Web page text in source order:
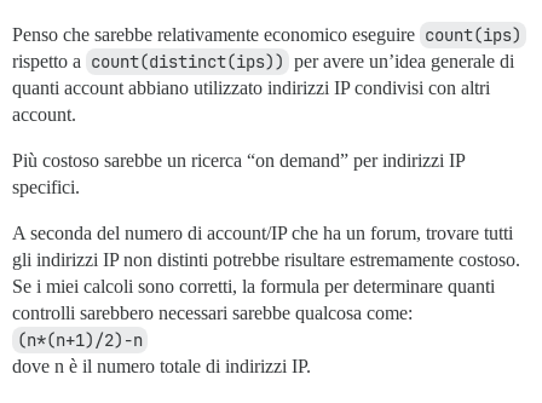
Penso che sarebbe relativamente economico eseguire count(ips)
rispetto a count(distinct(ips)) per avere un’idea generale di
quanti account abbiano utilizzato indirizzi IP condivisi con altri
account.
Più costoso sarebbe un ricerca “on demand” per indirizzi IP
specifici.
A seconda del numero di account/IP che ha un forum, trovare tutti
gli indirizzi IP non distinti potrebbe risultare estremamente costoso.
Se i miei calcoli sono corretti, la formula per determinare quanti
controlli sarebbero necessari sarebbe qualcosa come:
(n*(n+1)/2)-n
dove n è il numero totale di indirizzi IP.